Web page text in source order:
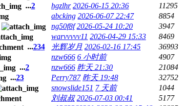
...2 hgzlhr 2026-06-15 20:36
11295
abcking 2026-06-07 22:47
8854
ng50f8f 2026-05-24 10:20
3947
warvvvvv11 2026-04-29 15:33
8469
...234 光辉岁月 2026-02-16 17:45
36993
nzw666 6 小时前
4907
...2 nzw666 昨天 21:30
21084
...23 Perry787 昨天 19:48
32752
snowslide151 7 天前
1044
刘叔叔 2026-07-03 00:41
5177